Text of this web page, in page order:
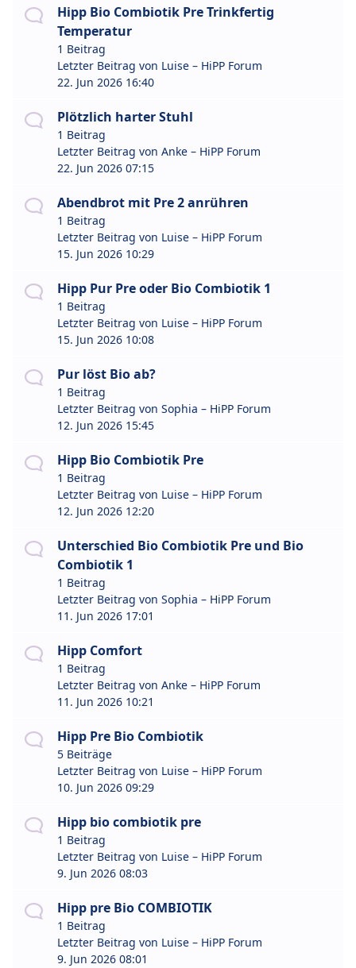
Hipp Bio Combiotik Pre Trinkfertig
Temperatur
1 Beitrag
Letzter Beitrag von Luise – HiPP Forum
22. Jun 2026 16:40
Plötzlich harter Stuhl
1 Beitrag
Letzter Beitrag von Anke – HiPP Forum
22. Jun 2026 07:15
Abendbrot mit Pre 2 anrühren
1 Beitrag
Letzter Beitrag von Luise – HiPP Forum
15. Jun 2026 10:29
Hipp Pur Pre oder Bio Combiotik 1
1 Beitrag
Letzter Beitrag von Luise – HiPP Forum
15. Jun 2026 10:08
Pur löst Bio ab?
1 Beitrag
Letzter Beitrag von Sophia – HiPP Forum
12. Jun 2026 15:45
Hipp Bio Combiotik Pre
1 Beitrag
Letzter Beitrag von Luise – HiPP Forum
12. Jun 2026 12:20
Unterschied Bio Combiotik Pre und Bio
Combiotik 1
1 Beitrag
Letzter Beitrag von Sophia – HiPP Forum
11. Jun 2026 17:01
Hipp Comfort
1 Beitrag
Letzter Beitrag von Anke – HiPP Forum
11. Jun 2026 10:21
Hipp Pre Bio Combiotik
5 Beiträge
Letzter Beitrag von Luise – HiPP Forum
10. Jun 2026 09:29
Hipp bio combiotik pre
1 Beitrag
Letzter Beitrag von Luise – HiPP Forum
9. Jun 2026 08:03
Hipp pre Bio COMBIOTIK
1 Beitrag
Letzter Beitrag von Luise – HiPP Forum
9. Jun 2026 08:01